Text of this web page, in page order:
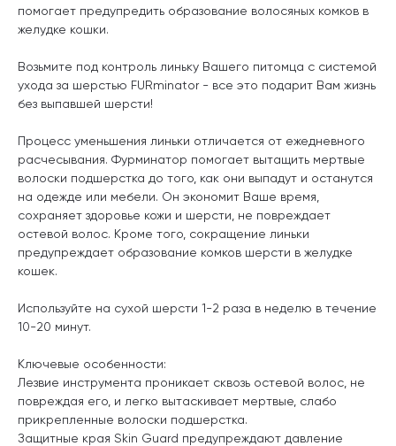
помогает предупредить образование волосяных комков в
желудке кошки.
Возьмите под контроль линьку Вашего питомца с системой
ухода за шерстью FURminator - все это подарит Вам жизнь
без выпавшей шерсти!
Процесс уменьшения линьки отличается от ежедневного
расчесывания. Фурминатор помогает вытащить мертвые
волоски подшерстка до того, как они выпадут и останутся
на одежде или мебели. Он экономит Ваше время,
сохраняет здоровье кожи и шерсти, не повреждает
остевой волос. Кроме того, сокращение линьки
предупреждает образование комков шерсти в желудке
кошек.
Используйте на сухой шерсти 1-2 раза в неделю в течение
10-20 минут.
Ключевые особенности:
Лезвие инструмента проникает сквозь остевой волос, не
повреждая его, и легко вытаскивает мертвые, слабо
прикрепленные волоски подшерстка.
Защитные края Skin Guard предупреждают давление